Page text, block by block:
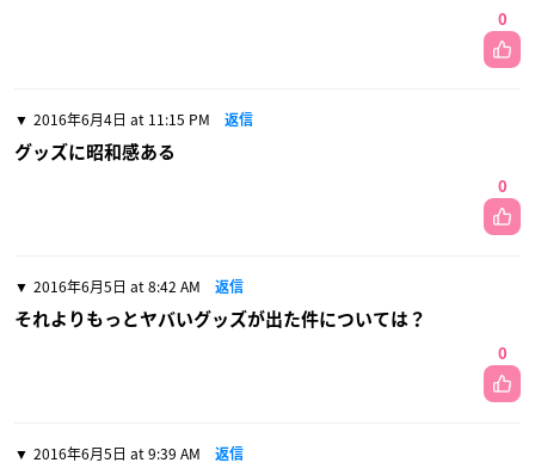
0
2016年6月4日 at 11:15 PM 返信
グッズに昭和感ある
0
2016年6月5日 at 8:42 AM 返信
それよりもっとヤバいグッズが出た件については？
0
2016年6月5日 at 9:39 AM 返信